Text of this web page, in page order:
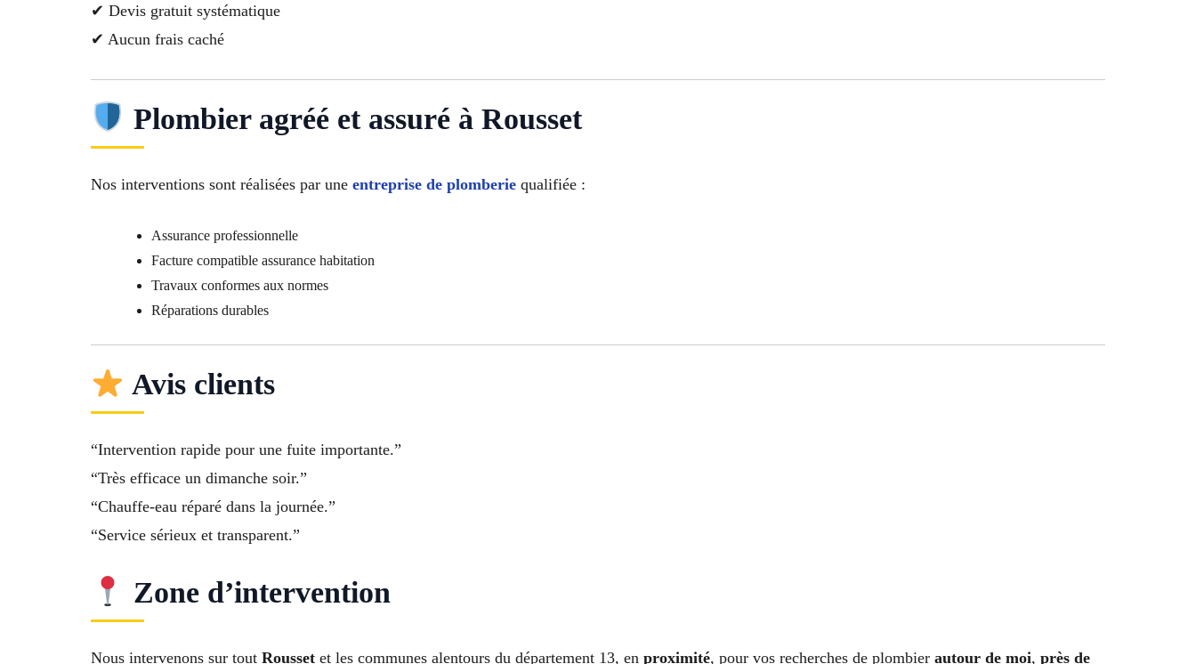
✔ Devis gratuit systématique
✔ Aucun frais caché
Plombier agréé et assuré à Rousset
Nos interventions sont réalisées par une entreprise de plomberie qualifiée :
Assurance professionnelle
Facture compatible assurance habitation
Travaux conformes aux normes
Réparations durables
Avis clients
“Intervention rapide pour une fuite importante.”
“Très efficace un dimanche soir.”
“Chauffe-eau réparé dans la journée.”
“Service sérieux et transparent.”
Zone d’intervention
Nous intervenons sur tout Rousset et les communes alentours du département 13, en proximité, pour vos recherches de plombier autour de moi, près de